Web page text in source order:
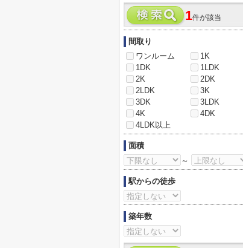
1件が該当
間取り
ワンルーム
1K
1DK
1LDK
2K
2DK
2LDK
3K
3DK
3LDK
4K
4DK
4LDK以上
面積
～
駅からの徒歩
築年数